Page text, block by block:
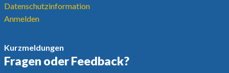
Datenschutzinformation
Anmelden
Kurzmeldungen
Fragen oder Feedback?